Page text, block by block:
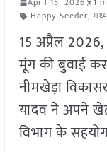
Happy Seeder,
15 अप्रैल
मूंग की बुवाई कर
नीमखेड़ा
यादव ने अपने
विभाग के